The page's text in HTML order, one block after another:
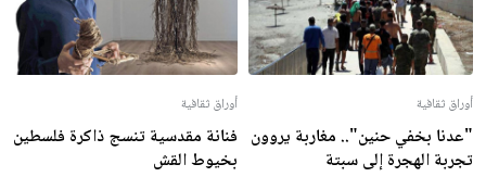
أوراق ثقافية
"عدنا بخفي حنين".. مغاربة يروون
تجربة الهجرة إلى سبتة
أوراق ثقافية
فنانة مقدسية تنسج ذاكرة فلسطين
بخيوط القش